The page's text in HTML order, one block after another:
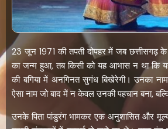
23 जून 1971 की तपती दोपहर में जब छत्तीसगढ़
का जन्म हुआ, तब किसी को यह आभास न था कि
की बगिया में अनगिनत सुगंध बिखेरेगी। उनका
ऐसा नाम जो बाद में न केवल उनकी पहचान बना,
उनके पिता पांडुरंग भामकर एक अनुशासित और